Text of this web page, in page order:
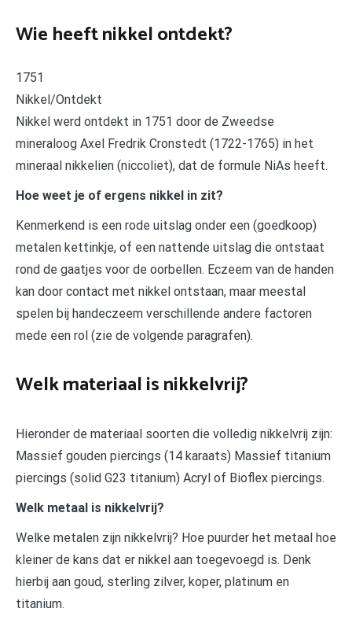
Wie heeft nikkel ontdekt?
1751
Nikkel/Ontdekt
Nikkel werd ontdekt in 1751 door de Zweedse
mineraloog Axel Fredrik Cronstedt (1722-1765) in het
mineraal nikkelien (niccoliet), dat de formule NiAs heeft.
Hoe weet je of ergens nikkel in zit?
Kenmerkend is een rode uitslag onder een (goedkoop)
metalen kettinkje, of een nattende uitslag die ontstaat
rond de gaatjes voor de oorbellen. Eczeem van de handen
kan door contact met nikkel ontstaan, maar meestal
spelen bij handeczeem verschillende andere factoren
mede een rol (zie de volgende paragrafen).
Welk materiaal is nikkelvrij?
Hieronder de materiaal soorten die volledig nikkelvrij zijn:
Massief gouden piercings (14 karaats) Massief titanium
piercings (solid G23 titanium) Acryl of Bioflex piercings.
Welk metaal is nikkelvrij?
Welke metalen zijn nikkelvrij? Hoe puurder het metaal hoe
kleiner de kans dat er nikkel aan toegevoegd is. Denk
hierbij aan goud, sterling zilver, koper, platinum en
titanium.